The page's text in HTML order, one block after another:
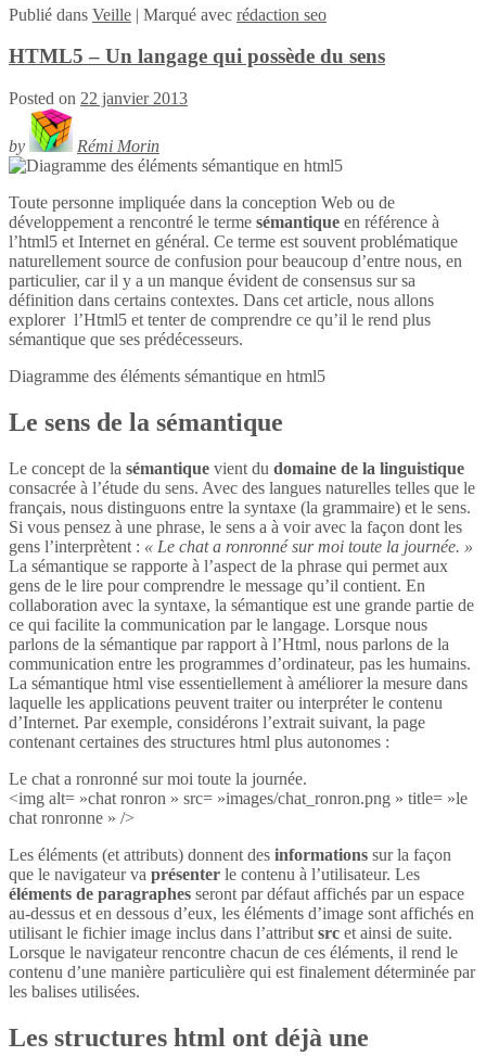
Publié dans Veille | Marqué avec rédaction seo
HTML5 – Un langage qui possède du sens
Posted on 22 janvier 2013
by Rémi Morin
Toute personne impliquée dans la conception Web ou de
développement a rencontré le terme sémantique en référence à
l’html5 et Internet en général. Ce terme est souvent problématique
naturellement source de confusion pour beaucoup d’entre nous, en
particulier, car il y a un manque évident de consensus sur sa
définition dans certains contextes. Dans cet article, nous allons
explorer l’Html5 et tenter de comprendre ce qu’il le rend plus
sémantique que ses prédécesseurs.
Diagramme des éléments sémantique en html5
Le sens de la sémantique
Le concept de la sémantique vient du domaine de la linguistique
consacrée à l’étude du sens. Avec des langues naturelles telles que le
français, nous distinguons entre la syntaxe (la grammaire) et le sens.
Si vous pensez à une phrase, le sens a à voir avec la façon dont les
gens l’interprètent : « Le chat a ronronné sur moi toute la journée. »
La sémantique se rapporte à l’aspect de la phrase qui permet aux
gens de le lire pour comprendre le message qu’il contient. En
collaboration avec la syntaxe, la sémantique est une grande partie de
ce qui facilite la communication par le langage. Lorsque nous
parlons de la sémantique par rapport à l’Html, nous parlons de la
communication entre les programmes d’ordinateur, pas les humains.
La sémantique html vise essentiellement à améliorer la mesure dans
laquelle les applications peuvent traiter ou interpréter le contenu
d’Internet. Par exemple, considérons l’extrait suivant, la page
contenant certaines des structures html plus autonomes :
Le chat a ronronné sur moi toute la journée.
<img alt= »chat ronron » src= »images/chat_ronron.png » title= »le
chat ronronne » />
Les éléments (et attributs) donnent des informations sur la façon
que le navigateur va présenter le contenu à l’utilisateur. Les
éléments de paragraphes seront par défaut affichés par un espace
au-dessus et en dessous d’eux, les éléments d’image sont affichés en
utilisant le fichier image inclus dans l’attribut src et ainsi de suite.
Lorsque le navigateur rencontre chacun de ces éléments, il rend le
contenu d’une manière particulière qui est finalement déterminée par
les balises utilisées.
Les structures html ont déjà une